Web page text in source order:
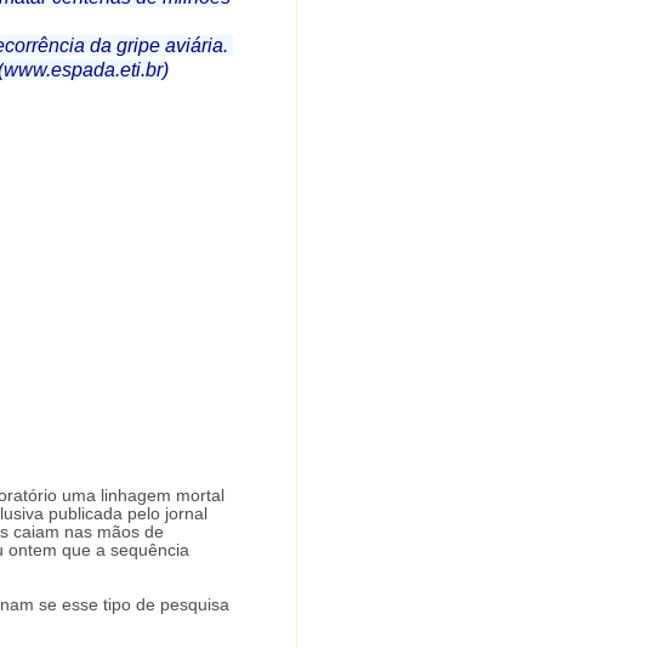
da gripe aviária.
www.espada.eti.br)
uma linhagem mortal
publicada pelo jornal
caiam nas mãos de
ontem que a sequência
se esse tipo de pesquisa